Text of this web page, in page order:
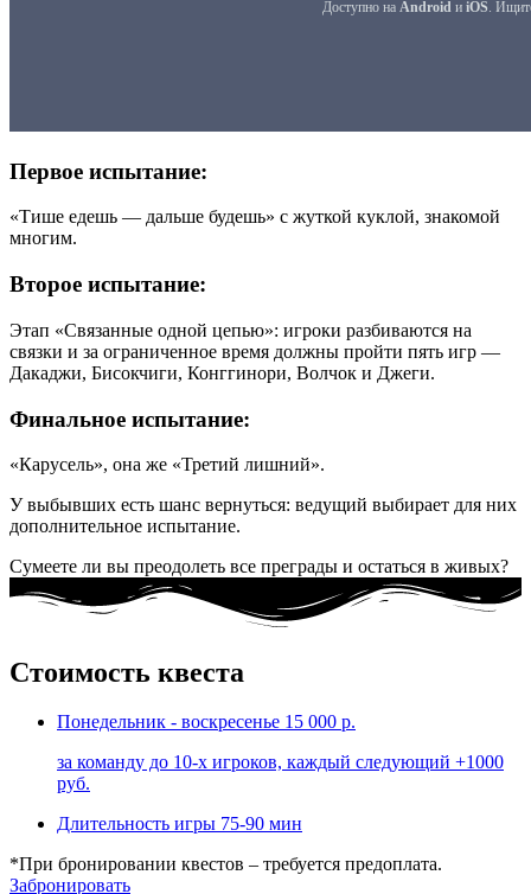
Первое испытание:
«Тише едешь — дальше будешь» с жуткой куклой, знакомой
многим.
Второе испытание:
Этап «Связанные одной цепью»: игроки разбиваются на
связки и за ограниченное время должны пройти пять игр —
Дакаджи, Бисокчиги, Конггинори, Волчок и Джеги.
Финальное испытание:
«Карусель», она же «Третий лишний».
У выбывших есть шанс вернуться: ведущий выбирает для них
дополнительное испытание.
Сумеете ли вы преодолеть все преграды и остаться в живых?
Стоимость квеста
Понедельник - воскресенье 15 000 р.
за команду до 10-х игроков, каждый следующий +1000
руб.
Длительность игры 75-90 мин
*При бронировании квестов – требуется предоплата.
Забронировать